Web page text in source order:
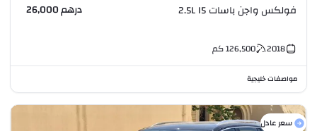
فولكس واجن باسات 2.5L I5 درهم 26,000
2018
126,500كم
مواصفات خليجية
سعر عادل